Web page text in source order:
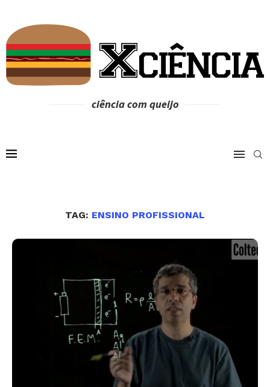
ciência com queijo
TAG: ENSINO PROFISSIONAL